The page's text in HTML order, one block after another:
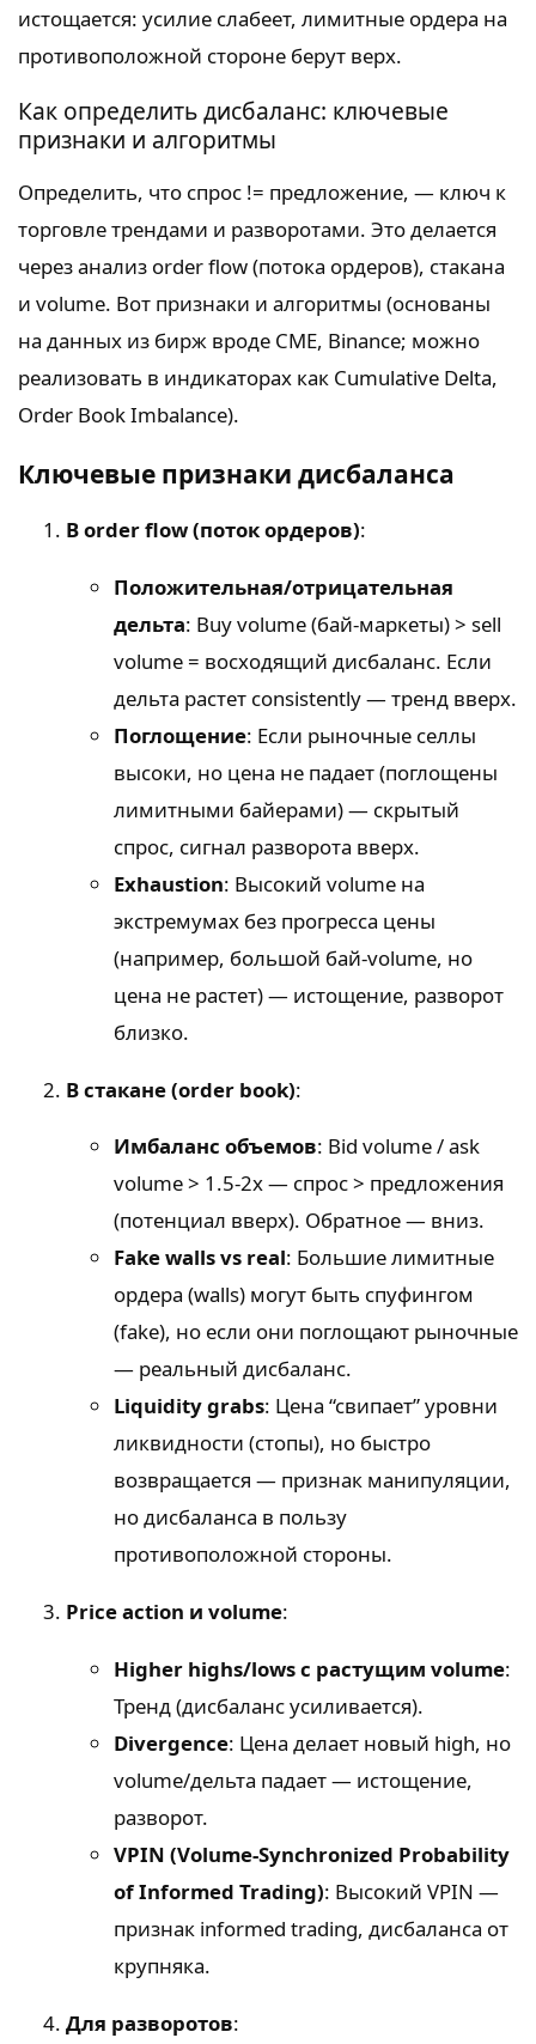
истощается: усилие слабеет, лимитные ордера на
противоположной стороне берут верх.
Как определить дисбаланс: ключевые
признаки и алгоритмы
Определить, что спрос != предложение, — ключ к
торговле трендами и разворотами. Это делается
через анализ order flow (потока ордеров), стакана
и volume. Вот признаки и алгоритмы (основаны
на данных из бирж вроде CME, Binance; можно
реализовать в индикаторах как Cumulative Delta,
Order Book Imbalance).
Ключевые признаки дисбаланса
В order flow (поток ордеров):
Положительная/отрицательная
дельта: Buy volume (бай-маркеты) > sell
volume = восходящий дисбаланс. Если
дельта растет consistently — тренд вверх.
Поглощение: Если рыночные селлы
высоки, но цена не падает (поглощены
лимитными байерами) — скрытый
спрос, сигнал разворота вверх.
Exhaustion: Высокий volume на
экстремумах без прогресса цены
(например, большой бай-volume, но
цена не растет) — истощение, разворот
близко.
В стакане (order book):
Имбаланс объемов: Bid volume / ask
volume > 1.5-2x — спрос > предложения
(потенциал вверх). Обратное — вниз.
Fake walls vs real: Большие лимитные
ордера (walls) могут быть спуфингом
(fake), но если они поглощают рыночные
— реальный дисбаланс.
Liquidity grabs: Цена “свипает” уровни
ликвидности (стопы), но быстро
возвращается — признак манипуляции,
но дисбаланса в пользу
противоположной стороны.
Price action и volume:
Higher highs/lows с растущим volume:
Тренд (дисбаланс усиливается).
Divergence: Цена делает новый high, но
volume/дельта падает — истощение,
разворот.
VPIN (Volume-Synchronized Probability
of Informed Trading): Высокий VPIN —
признак informed trading, дисбаланса от
крупняка.
Для разворотов: